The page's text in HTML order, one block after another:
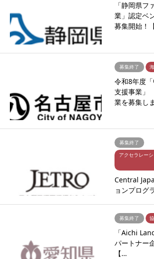
「静岡県フ
業」認定ベ
募集開始！
募集終了
令和8年度
支援事業」
業を募集し
募集終了
アクセラレー
Central
ョンプログ
募集終了
「Aichi
パートナー
【…